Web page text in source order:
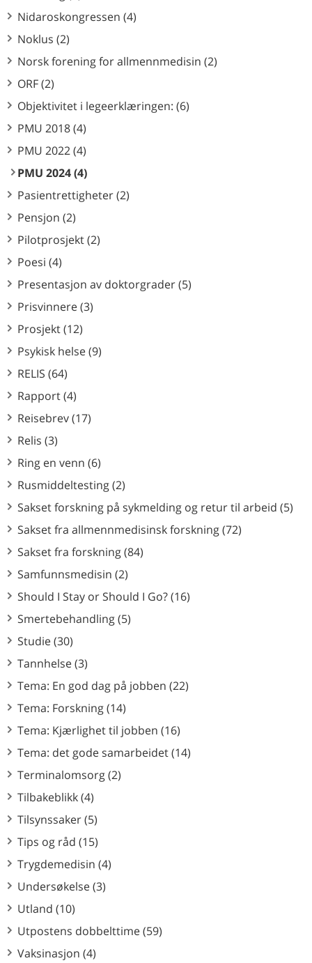
Nidaroskongressen (4)
Noklus (2)
Norsk forening for allmennmedisin (2)
ORF (2)
Objektivitet i legeerklæringen: (6)
PMU 2018 (4)
PMU 2022 (4)
PMU 2024 (4)
Pasientrettigheter (2)
Pensjon (2)
Pilotprosjekt (2)
Poesi (4)
Presentasjon av doktorgrader (5)
Prisvinnere (3)
Prosjekt (12)
Psykisk helse (9)
RELIS (64)
Rapport (4)
Reisebrev (17)
Relis (3)
Ring en venn (6)
Rusmiddeltesting (2)
Sakset forskning på sykmelding og retur til arbeid (5)
Sakset fra allmennmedisinsk forskning (72)
Sakset fra forskning (84)
Samfunnsmedisin (2)
Should I Stay or Should I Go? (16)
Smertebehandling (5)
Studie (30)
Tannhelse (3)
Tema: En god dag på jobben (22)
Tema: Forskning (14)
Tema: Kjærlighet til jobben (16)
Tema: det gode samarbeidet (14)
Terminalomsorg (2)
Tilbakeblikk (4)
Tilsynssaker (5)
Tips og råd (15)
Trygdemedisin (4)
Undersøkelse (3)
Utland (10)
Utpostens dobbelttime (59)
Vaksinasjon (4)